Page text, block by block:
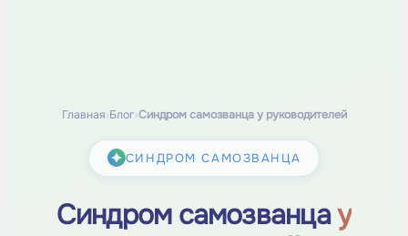
Главная›Блог›Синдром самозванца у руководителей
СИНДРОМ САМОЗВАНЦА
Синдром самозванцау